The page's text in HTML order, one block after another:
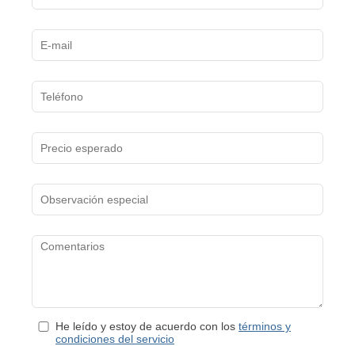
He leído y estoy de acuerdo con los términos y
condiciones del servicio